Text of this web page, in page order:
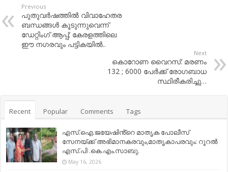
Previous
പുതുവര്‍ഷത്തില്‍ വിവാഹേതര
ബന്ധങ്ങള്‍ കൂടുന്നുവെന്ന്
ഡേറ്റിംഗ് ആപ്പ്; കേരളത്തിലെ
ഈ നഗരവും പട്ടികയില്‍..
Next
കൊറോണ വൈറസ്: മരണം
132 ; 6000 പേര്‍ക്ക് രോഗബാധ
സ്ഥിരീകരിച്ചു…
Recent Popular Comments Tags
എസ്.ഐ.ജയേഷിൻ്റെ മാതൃക പോലീസ്
സേനയ്ക്ക് അഭിമാനകരവും,മാതൃകാപരവും: റൂറൽ
എസ്.പി .കെ.എം.സാബു.
May 16, 2026